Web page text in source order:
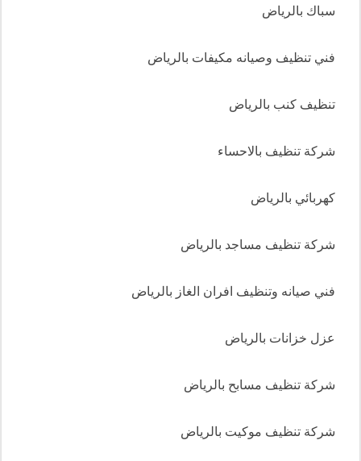
سباك بالرياض
فني تنظيف وصيانه مكيفات بالرياض
تنظيف كنب بالرياض
شركة تنظيف بالاحساء
كهربائي بالرياض
شركة تنظيف مساجد بالرياض
فني صيانه وتنظيف افران الغاز بالرياض
عزل خزانات بالرياض
شركة تنظيف مسابح بالرياض
شركة تنظيف موكيت بالرياض